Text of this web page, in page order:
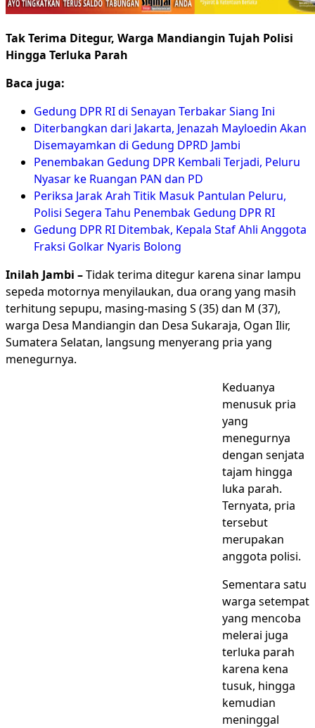
Tak Terima Ditegur, Warga Mandiangin Tujah Polisi
Hingga Terluka Parah
Baca juga:
Gedung DPR RI di Senayan Terbakar Siang Ini
Diterbangkan dari Jakarta, Jenazah Mayloedin Akan
Disemayamkan di Gedung DPRD Jambi
Penembakan Gedung DPR Kembali Terjadi, Peluru
Nyasar ke Ruangan PAN dan PD
Periksa Jarak Arah Titik Masuk Pantulan Peluru,
Polisi Segera Tahu Penembak Gedung DPR RI
Gedung DPR RI Ditembak, Kepala Staf Ahli Anggota
Fraksi Golkar Nyaris Bolong
Inilah Jambi –Tidak terima ditegur karena sinar lampu
sepeda motornya menyilaukan, dua orang yang masih
terhitung sepupu, masing-masing S (35) dan M (37),
warga Desa Mandiangin dan Desa Sukaraja, Ogan Ilir,
Sumatera Selatan, langsung menyerang pria yang
menegurnya.
Keduanya
menusuk pria
yang
menegurnya
dengan senjata
tajam hingga
luka parah.
Ternyata, pria
tersebut
merupakan
anggota polisi.
Sementara satu
warga setempat
yang mencoba
melerai juga
terluka parah
karena kena
tusuk, hingga
kemudian
meninggal